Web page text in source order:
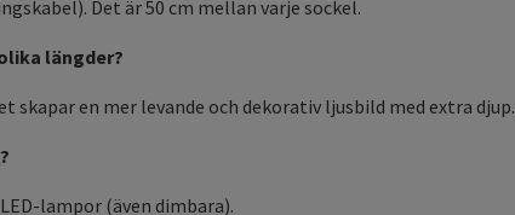
Det är 50 cm mellan varje sockel.
längder?
skapar en mer levande och dekorativ ljusbild med extra djup.
lampor (även dimbara).